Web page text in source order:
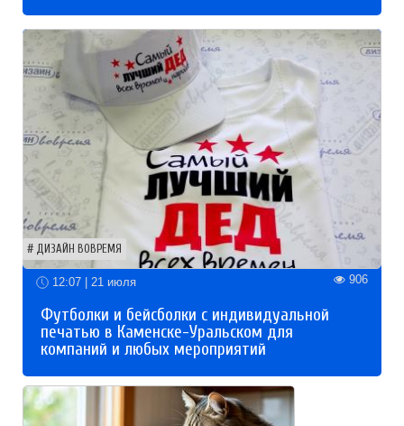
ДИЗАЙН ВОВРЕМЯ
12:07 | 21 июля 906
Футболки и бейсболки с индивидуальной
печатью в Каменске-Уральском для
компаний и любых мероприятий